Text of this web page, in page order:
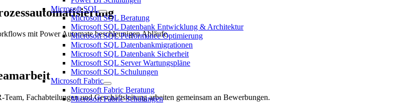
Microsoft SQL
Microsoft SQL Beratung
Microsoft SQL Datenbank Entwicklung & Architektur
Microsoft SQL Performance Optimierung
Microsoft SQL Datenbankmigrationen
Microsoft SQL Datenbank Sicherheit
Microsoft SQL Server Wartungspläne
Microsoft SQL Schulungen
Microsoft Fabric
Microsoft Fabric Beratung
Microsoft Fabric Schulungen
mit Power Automate beschleunigen Abläufe.
Team, Fachabteilungen und Geschäftsleitung arbeiten gemeinsam an Bewerbungen.